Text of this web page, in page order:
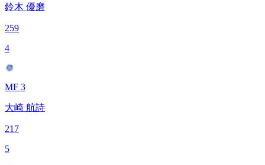
鈴木 優磨
259
4
MF 3
大崎 航詩
217
5